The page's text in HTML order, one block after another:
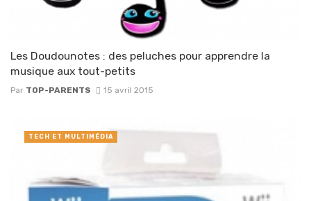
Les Doudounotes : des peluches pour apprendre la
musique aux tout-petits
Par TOP-PARENTS 15 avril 2015
TECH ET MULTIMÉDIA